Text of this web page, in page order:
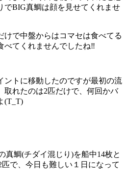
でBIG真鯛は顔を見せてくれませ
けで中盤からはコマセは食べてる
べてくれませんでしたね‼️
ントに移動したのですが最初の流
取れたのは2匹だけで、何回かバ
(T_T)
真鯛(チダイ混じり)を船中14枚と
で、今日も難しい１日になって